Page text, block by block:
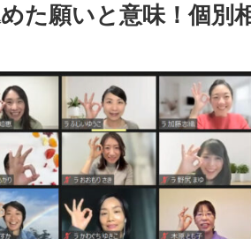
た願いと意味！個別